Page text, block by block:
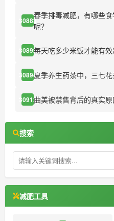
30883
春季排毒减肥，有哪些
呢？
30892每天吃多少米饭才能有
30894夏季养生药茶中，三七
30912曲美被禁售背后的真实原
搜索
减肥工具